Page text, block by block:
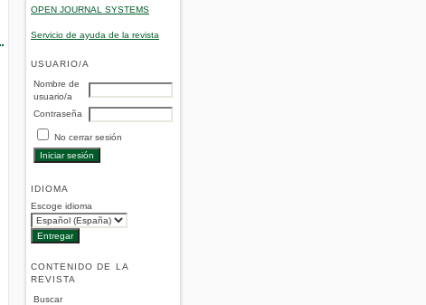
OPEN JOURNAL SYSTEMS
Servicio de ayuda de la revista
USUARIO/A
Nombre de
usuario/a
Contraseña
No cerrar sesión
IDIOMA
Escoge idioma
CONTENIDO DE LA
REVISTA
Buscar